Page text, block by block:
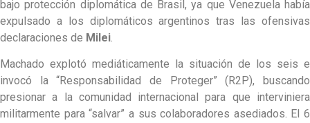
bajo protección diplomática de Brasil, ya que Venezuela había
expulsado a los diplomáticos argentinos tras las ofensivas
declaraciones de Milei
Machado explotó mediáticamente la situación de los seis e
invocó la “Responsabilidad de Proteger” (R2P), buscando
presionar a la comunidad internacional para que interviniera
militarmente para “salvar” a sus colaboradores asediados. El 6